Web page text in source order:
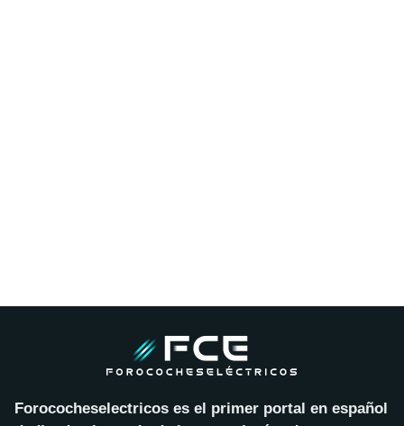
Forococheselectricos es el primer portal en español